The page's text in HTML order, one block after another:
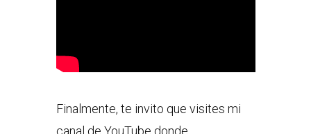
Finalmente, te invito que visites mi
canal de YouTube donde